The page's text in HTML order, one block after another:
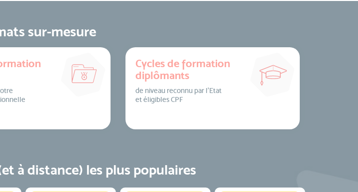
sur-mesure
Cycles de formation
diplômants
de niveau reconnu par l’Etat
et éligibles CPF
à distance) les plus populaires